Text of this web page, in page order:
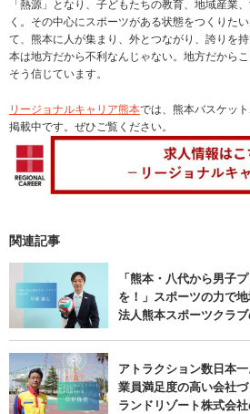
「熱源」となり、子どもたちの教育、地域産業
く。その中心にスポーツがある状態をつくりた
て、熊本に人が集まり、外とつながり、誇りを
本は地方だから不利なんじゃない。地方だから
そう信じています。
リージョナルキャリア熊本では、熊本バスケッ
掲載中です。ぜひご覧ください。
関連記事
「熊本・八代から男子
を！」スポーツの力で
法人熊本スポーツクラ
アトラクション数日本
業員満足度の高い会社
ランドリゾート株式会